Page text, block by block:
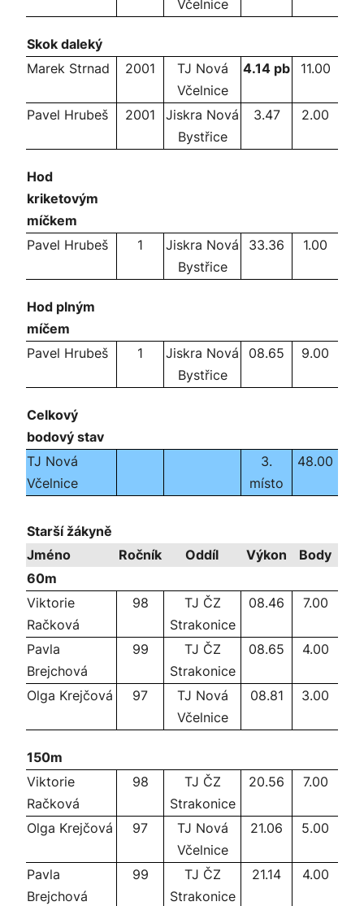
Včelnice
Skok daleký
Marek Strnad
2001
TJ Nová
Včelnice
4.14 pb 11.00
Pavel Hrubeš 2001
Jiskra Nová
Bystřice
3.47 2.00
Hod
kriketovým
míčkem
Pavel Hrubeš
1
Jiskra Nová
Bystřice
33.36 1.00
Hod plným
míčem
Pavel Hrubeš
1
Jiskra Nová
Bystřice
08.65 9.00
Celkový
bodový stav
TJ Nová
Včelnice
3.
místo
48.00
Starší žákyně
Jméno
Ročník Oddíl Výkon
Body
60m
Viktorie
Račková
98
TJ ČZ
Strakonice
08.46 7.00
Pavla
Brejchová
99
TJ ČZ
Strakonice
08.65 4.00
Olga Krejčová 97
TJ Nová
Včelnice
08.81 3.00
150m
Viktorie
Račková
98
TJ ČZ
Strakonice
20.56 7.00
Olga Krejčová 97
TJ Nová
Včelnice
21.06 5.00
Pavla
Brejchová
99
TJ ČZ
Strakonice
21.14 4.00